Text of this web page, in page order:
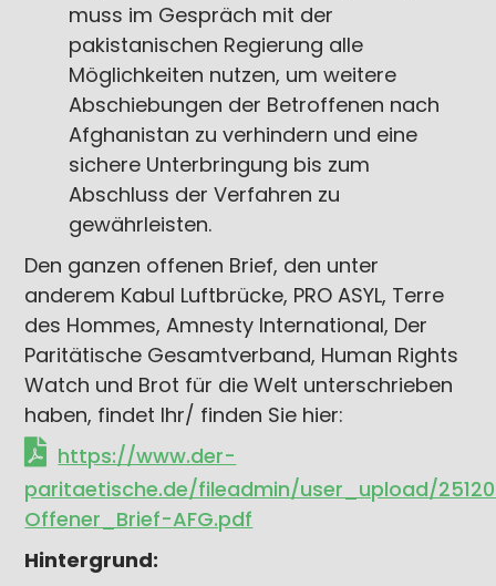
muss im Gespräch mit der
pakistanischen Regierung alle
Möglichkeiten nutzen, um weitere
Abschiebungen der Betroffenen nach
Afghanistan zu verhindern und eine
sichere Unterbringung bis zum
Abschluss der Verfahren zu
gewährleisten.
Den ganzen offenen Brief, den unter
anderem Kabul Luftbrücke, PRO ASYL, Terre
des Hommes, Amnesty International, Der
Paritätische Gesamtverband, Human Rights
Watch und Brot für die Welt unterschrieben
haben, findet Ihr/ finden Sie hier:
https://www.der-
paritaetische.de/fileadmin/user_upload/
Offener_Brief-AFG.pdf
Hintergrund: